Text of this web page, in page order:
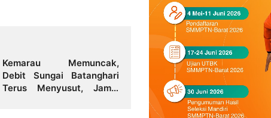
Kemarau Memuncak,
Debit Sungai Batanghari
Terus Menyusut, Jambi